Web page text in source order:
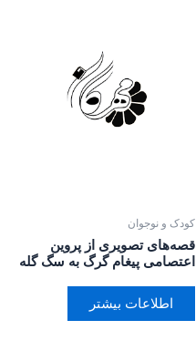
کودک و نوجوان
قصه‌های تصویری از پروین
اعتصامی پیغام گرگ به سگ گله
اطلاعات بیشتر